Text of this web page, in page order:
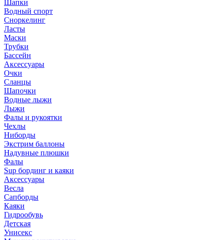
Шапки
Водный спорт
Сноркелинг
Ласты
Маски
Трубки
Бассейн
Аксессуары
Очки
Сланцы
Шапочки
Водные лыжи
Лыжи
Фалы и рукоятки
Чехлы
Ниборды
Экстрим баллоны
Надувные плюшки
Фалы
Sup бординг и каяки
Аксессуары
Весла
Сапборды
Каяки
Гидрообувь
Детская
Унисекс